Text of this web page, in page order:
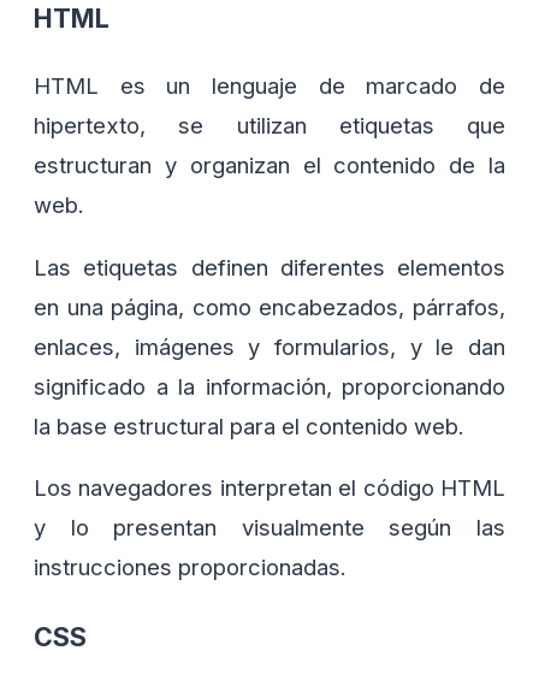
HTML
HTML es un lenguaje de marcado de
hipertexto, se utilizan etiquetas que
estructuran y organizan el contenido de la
web.
Las etiquetas definen diferentes elementos
en una página, como encabezados, párrafos,
enlaces, imágenes y formularios, y le dan
significado a la información, proporcionando
la base estructural para el contenido web.
Los navegadores interpretan el código HTML
y lo presentan visualmente según las
instrucciones proporcionadas.
CSS